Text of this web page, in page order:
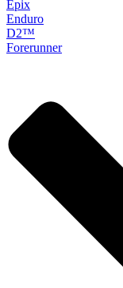
Epix
Enduro
D2™
Forerunner